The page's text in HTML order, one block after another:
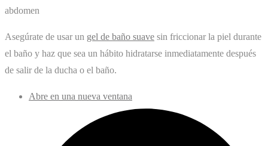
abdomen
Asegúrate de usar un gel de baño suave sin friccionar la piel durante
el baño y haz que sea un hábito hidratarse inmediatamente después
de salir de la ducha o el baño.
Abre en una nueva ventana